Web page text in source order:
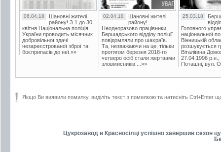
06.04.18
Шановні жителі
району! З 1 до 30
квітня Національна поліція
України проводить місячник
добровільної здачі
незареєстрованої зброї та
боєприпасів до неї.»»
02.04.18
Шановні жителі
району!
Неодноразово працівники
Бершадського відділу поліції
повідомляли про шахраїв.
Та, незважаючи на це, тільки
протягом березня 2018-го
четверо осіб стали жертвами
зловмисників....»»
25.03.18
Головного
національної
Вінницькій
розшукується
Віталіївна
27.04.1996 р.н.,
Поташні, вул.
Якщо Ви виявили помилку, виділіть текст з помилкою та натисніть Ctrl+Enter
Цукрозавод в Красносілці успішно завершив сезон